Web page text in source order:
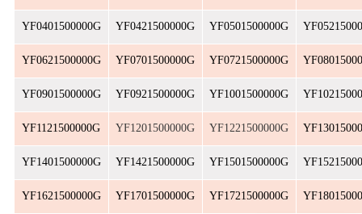
YF0401500000G YF0421500000G YF0501500000G
YF0621500000G YF0701500000G YF0721500000G
YF0901500000G YF0921500000G YF1001500000G
YF1121500000G YF1201500000G YF1221500000G
YF1401500000G YF1421500000G YF1501500000G
YF1621500000G YF1701500000G YF1721500000G